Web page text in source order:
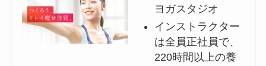
ヨガスタジオ
インストラクター
は全員正社員で、
220時間以上の養